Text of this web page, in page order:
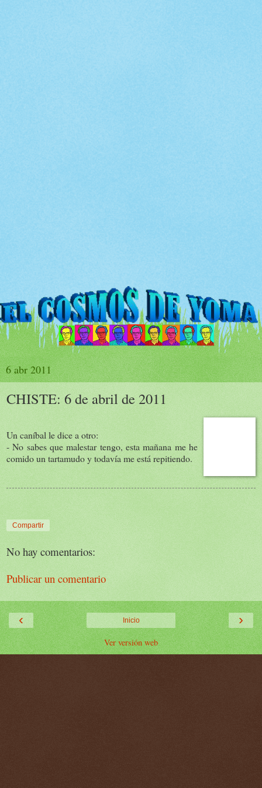
6 abr 2011
CHISTE: 6 de abril de 2011
Un caníbal le dice a otro:
- No sabes que malestar tengo, esta mañana me he
comido un tartamudo y todavía me está repitiendo.
Compartir
No hay comentarios:
Publicar un comentario
‹ ›
Inicio
Ver versión web